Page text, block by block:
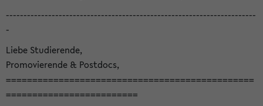
-----------------------------------------------------------------------
-
Liebe Studierende,
Promovierende & Postdocs,
===============================================
=========================